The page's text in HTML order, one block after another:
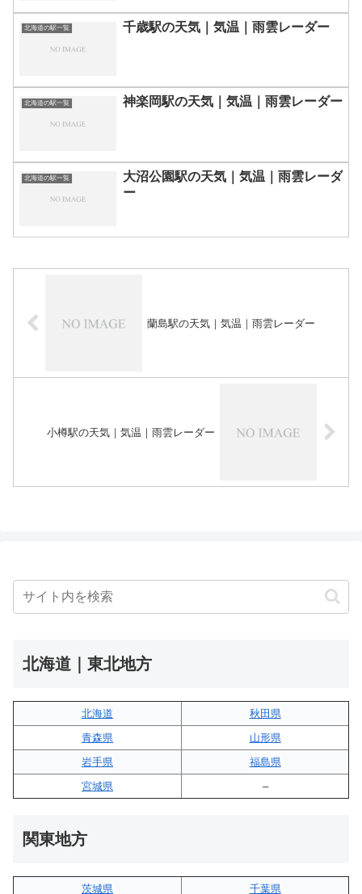
北海道の駅一覧 千歳駅の天気｜気温｜雨雲レーダー
北海道の駅一覧 神楽岡駅の天気｜気温｜雨雲レーダー
北海道の駅一覧
大沼公園駅の天気｜気温｜雨雲レーダ
ー
蘭島駅の天気｜気温｜雨雲レーダー
小樽駅の天気｜気温｜雨雲レーダー
北海道｜東北地方
北海道
秋田県
青森県
山形県
岩手県
福島県
宮城県
–
関東地方
茨城県
千葉県